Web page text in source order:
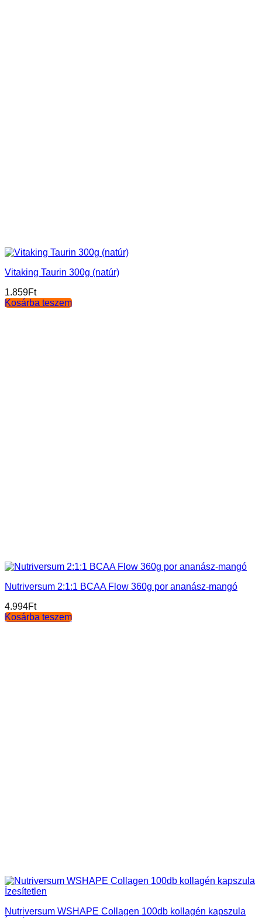
Vitaking Taurin 300g (natúr)
1.859Ft
Kosárba teszem
Nutriversum 2:1:1 BCAA Flow 360g por ananász-mangó
4.994Ft
Kosárba teszem
Nutriversum WSHAPE Collagen 100db kollagén kapszula